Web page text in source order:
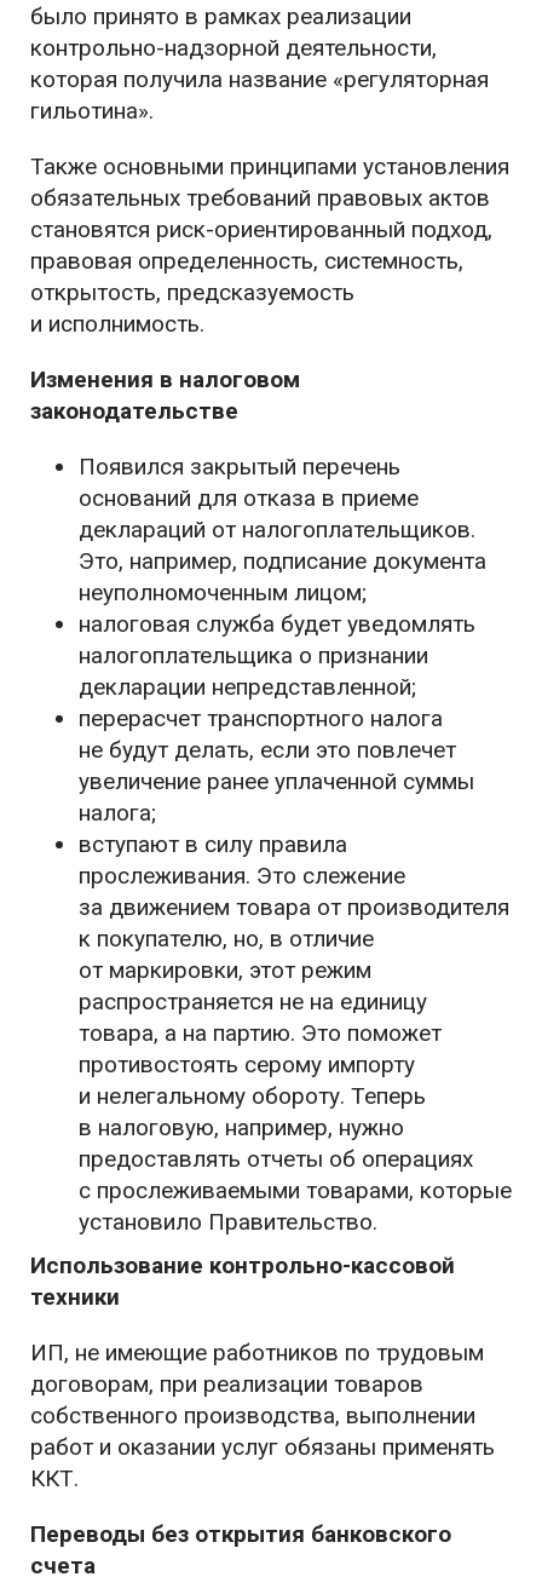
было принято в рамках реализации
контрольно-надзорной деятельности,
которая получила название «регуляторная
гильотина».
Также основными принципами установления
обязательных требований правовых актов
становятся риск-ориентированный подход,
правовая определенность, системность,
открытость, предсказуемость
и исполнимость.
Изменения в налоговом
законодательстве
Появился закрытый перечень
оснований для отказа в приеме
деклараций от налогоплательщиков.
Это, например, подписание документа
неуполномоченным лицом;
налоговая служба будет уведомлять
налогоплательщика о признании
декларации непредставленной;
перерасчет транспортного налога
не будут делать, если это повлечет
увеличение ранее уплаченной суммы
налога;
вступают в силу правила
прослеживания. Это слежение
за движением товара от производителя
к покупателю, но, в отличие
от маркировки, этот режим
распространяется не на единицу
товара, а на партию. Это поможет
противостоять серому импорту
и нелегальному обороту. Теперь
в налоговую, например, нужно
предоставлять отчеты об операциях
с прослеживаемыми товарами, которые
установило Правительство.
Использование контрольно-кассовой
техники
ИП, не имеющие работников по трудовым
договорам, при реализации товаров
собственного производства, выполнении
работ и оказании услуг обязаны применять
ККТ.
Переводы без открытия банковского
счета